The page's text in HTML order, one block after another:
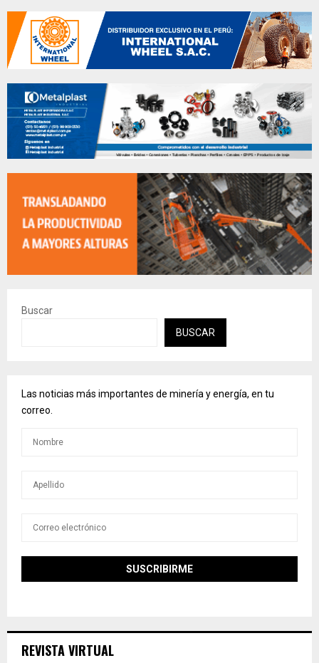
Buscar
BUSCAR
Las noticias más importantes de minería y energía, en tu
correo.
REVISTA VIRTUAL